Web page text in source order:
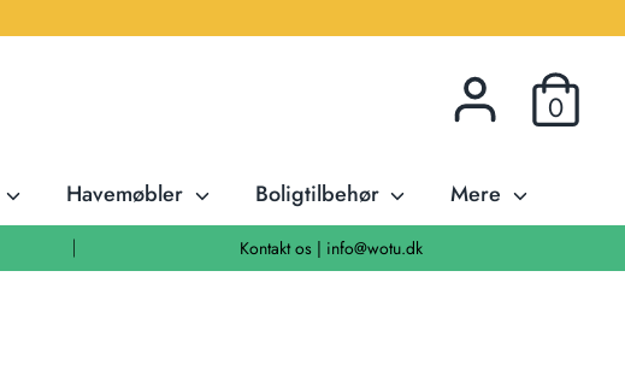
0
Havemøbler Boligtilbehør Mere
Kontakt os | info@wotu.dk